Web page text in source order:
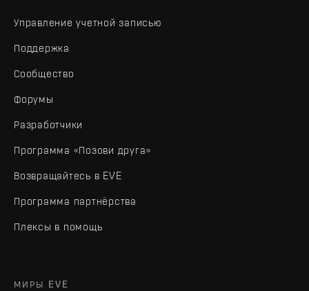
Управление учетной записью
Поддержка
Сообщество
Форумы
Разработчики
Программа «Позови друга»
Возвращайтесь в EVE
Программа партнёрства
Плексы в помощь
МИРЫ EVE